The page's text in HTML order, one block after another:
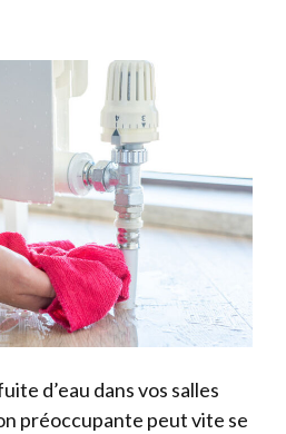
d’eau dans vos salles
préoccupante peut vite se